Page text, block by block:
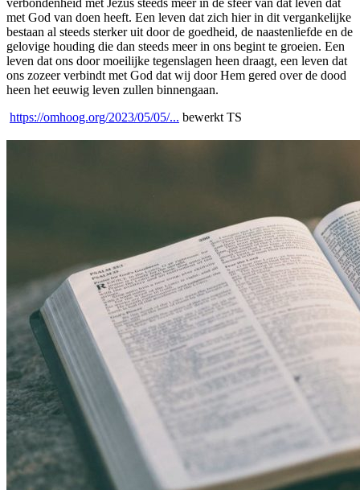
met God van doen heeft. Een leven dat zich hier in dit vergankelijke
bestaan al steeds sterker uit door de goedheid, de naastenliefde en de
gelovige houding die dan steeds meer in ons begint te groeien. Een
leven dat ons door moeilijke tegenslagen heen draagt, een leven dat
ons zozeer verbindt met God dat wij door Hem gered over de dood
heen het eeuwig leven zullen binnengaan.
https://omhoog.org/2023/05/05/... bewerkt TS